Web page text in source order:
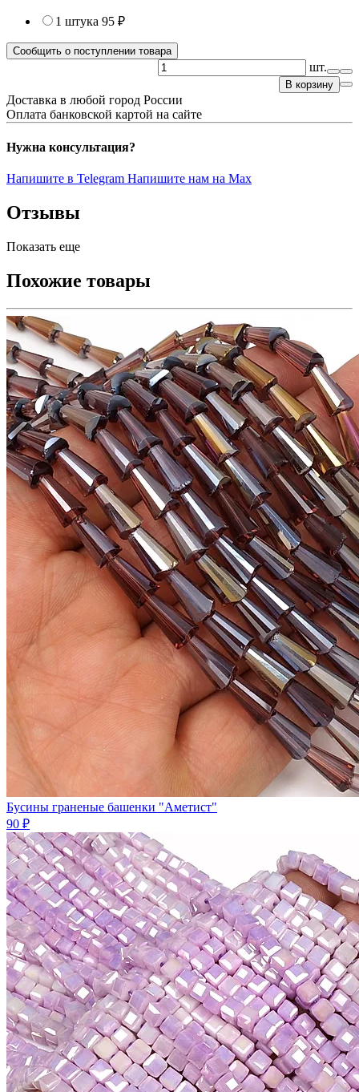
1 штука 95 ₽
Сообщить о поступлении товара
шт.
В корзину
Доставка в любой город России
Оплата банковской картой на сайте
Нужна консультация?
Напишите в Telegram Напишите нам на Max
Отзывы
Показать еще
Похожие товары
Бусины граненые башенки "Аметист"
90 ₽